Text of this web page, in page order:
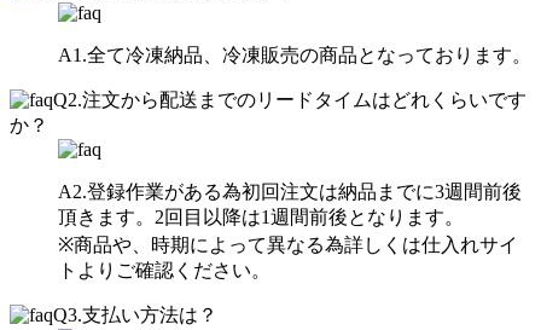
A1.全て冷凍納品、冷凍販売の商品となっております。
Q2.注文から配送までのリードタイムはどれくらいです
か？
A2.登録作業がある為初回注文は納品までに3週間前後
頂きます。2回目以降は1週間前後となります。
※商品や、時期によって異なる為詳しくは仕入れサイ
トよりご確認ください。
Q3.支払い方法は？